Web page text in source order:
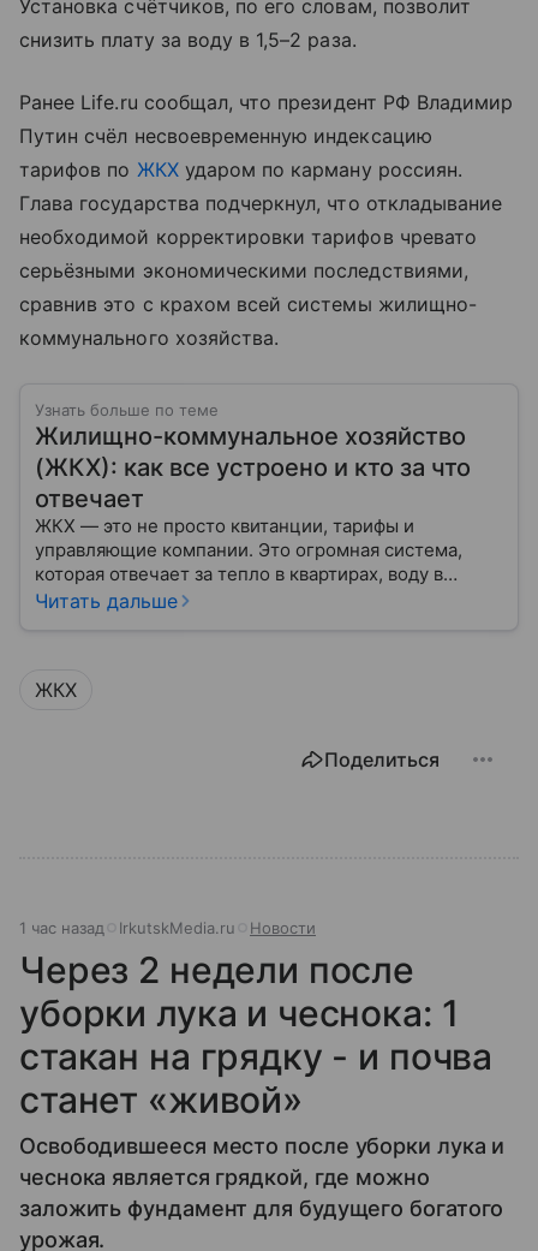
Установка счётчиков, по его словам, позволит
снизить плату за воду в 1,5–2 раза.
Ранее Life.ru сообщал, что президент РФ Владимир
Путин счёл несвоевременную индексацию
тарифов по ЖКХударом по карману россиян.
Глава государства подчеркнул, что откладывание
необходимой корректировки тарифов чревато
серьёзными экономическими последствиями,
сравнив это с крахом всей системы жилищно-
коммунального хозяйства.
Узнать больше по теме
Жилищно-коммунальное хозяйство
(ЖКХ): как все устроено и кто за что
отвечает
ЖКХ — это не просто квитанции, тарифы и
управляющие компании. Это огромная система,
которая отвечает за тепло в квартирах, воду в
кране, освещение улиц и чистоту во дворах.
Читать дальше
ЖКХ
Поделиться
1 час назад IrkutskMedia.ru Новости
Через 2 недели после
уборки лука и чеснока: 1
стакан на грядку - и почва
станет «живой»
Освободившееся место после уборки лука и
чеснока является грядкой, где можно
заложить фундамент для будущего богатого
урожая.